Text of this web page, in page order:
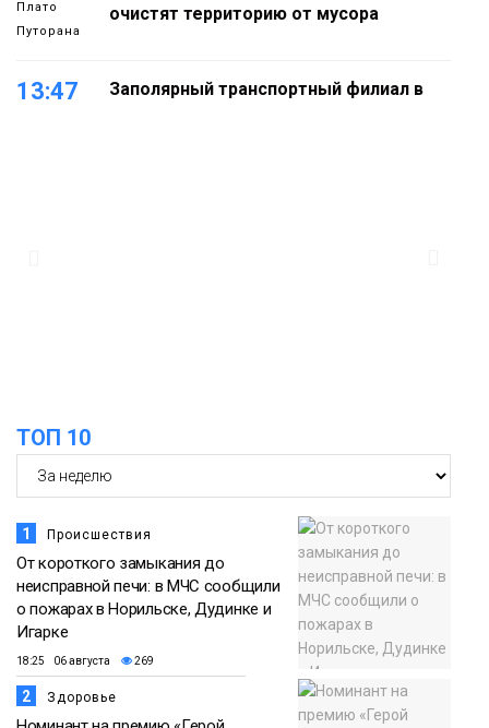
Плато
Путорана
очистят территорию от мусора
13:47
Заполярный транспортный филиал в
ТОП 10
1 Происшествия
От короткого замыкания до
неисправной печи: в МЧС сообщили
о пожарах в Норильске, Дудинке и
Игарке
18:25 06 августа 269
2 Здоровье